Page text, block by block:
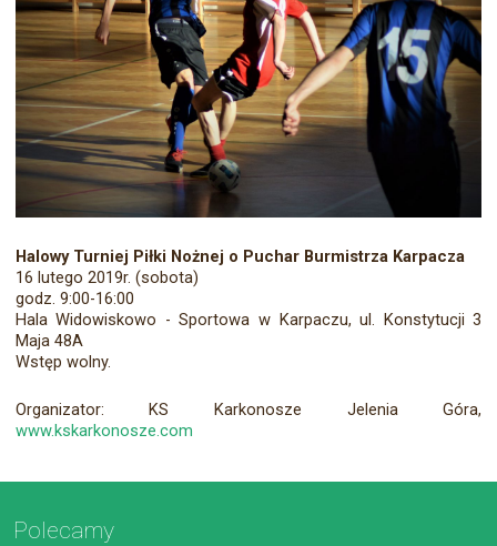
Halowy Turniej Piłki Nożnej o Puchar Burmistrza Karpacza
16 lutego 2019r. (sobota)
godz. 9:00-16:00
Hala Widowiskowo - Sportowa w Karpaczu, ul. Konstytucji 3
Maja 48A
Wstęp wolny.
Organizator: KS Karkonosze Jelenia Góra,
www.kskarkonosze.com
Polecamy